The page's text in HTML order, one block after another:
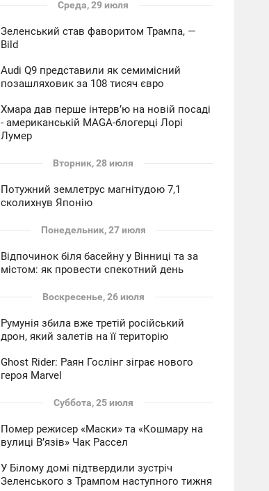
Среда, 29 июля
Зеленський став фаворитом Трампа, —
Bild
Audi Q9 представили як семимісний
позашляховик за 108 тисяч євро
Хмара дав перше інтервʼю на новій посаді
- американській MAGA-блогерці Лорі
Лумер
Вторник, 28 июля
Потужний землетрус магнітудою 7,1
сколихнув Японію
Понедельник, 27 июля
Відпочинок біля басейну у Вінниці та за
містом: як провести спекотний день
Воскресенье, 26 июля
Румунія збила вже третій російський
дрон, який залетів на її територію
Ghost Rider: Раян Гослінг зіграє нового
героя Marvel
Суббота, 25 июля
Помер режисер «Маски» та «Кошмару на
вулиці В’язів» Чак Рассел
У Білому домі підтвердили зустріч
Зеленського з Трампом наступного тижня